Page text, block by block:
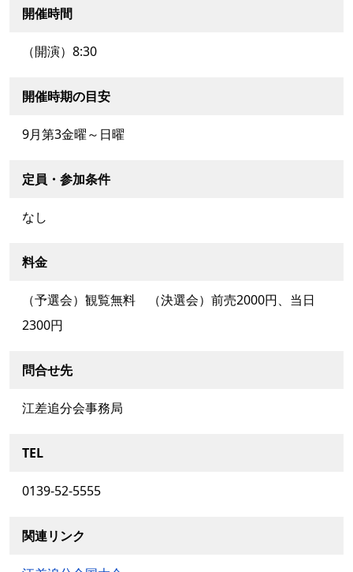
開催時間
（開演）8:30
開催時期の目安
9月第3金曜～日曜
定員・参加条件
なし
料金
（予選会）観覧無料 （決選会）前売2000円、当日
2300円
問合せ先
江差追分会事務局
TEL
0139-52-5555
関連リンク